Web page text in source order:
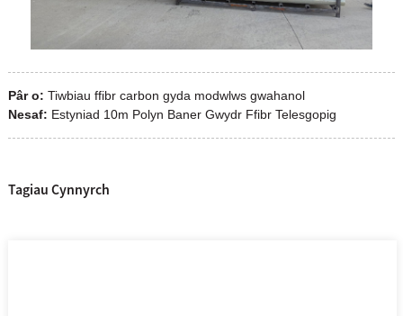
Pâr o: Tiwbiau ffibr carbon gyda modwlws gwahanol
Nesaf: Estyniad 10m Polyn Baner Gwydr Ffibr Telesgopig
Tagiau Cynnyrch